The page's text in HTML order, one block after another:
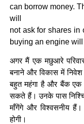
can borrow money.
will
not ask for shares in
buying an engine
अगर मैं एक मछुआरे
बनाने और विकास में
बहुत महंगा है और बैंक एक
सकते हैं। उनके पास
माँगेंगे और विश्वसनीय
होगी।